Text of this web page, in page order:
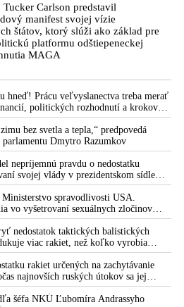
Carlson predstavil
manifest svojej vízie
štátov, ktorý slúži ako základ pre
platformu odštiepeneckej
MAGA
hneď! Prácu veľvyslanectva treba merať
politických rozhodnutí a krokov
Zelenskyj zhromaždeným
Donald Trump mu potom odkázal,
systémy Patriot
bez svetla a tepla,“ predpovedá
Dmytro Razumkov
nepríjemnú pravdu o nedostatku
svojej vlády v prezidentskom sídle
musel odložiť plánované útoky na
pohádal so šéfom Pentagónu, lebo
spravodlivosti USA.
vo vyšetrovaní sexuálnych zločinov
Epsteina. Ten mal nariadiť, aby
boli uškrtené počas drsného
blízkosti jeho ranča v tomto americkom
nedostatok taktických balistických
viac rakiet, než koľko vyrobia
dohromady
rakiet určených na zachytávanie
najnovších ruských útokov sa jej
Zelenskyj sa v zúfalstve snaží
ich dodávky
šéfa NKÚ Ľubomíra Andrassyho